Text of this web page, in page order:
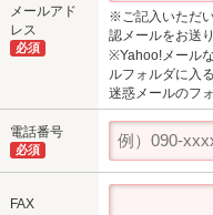
メールアド
レス
必須
※ご記入いただ
認メールをお送
※Yahoo!メール
ルフォルダに入
迷惑メールのフ
電話番号
必須
FAX